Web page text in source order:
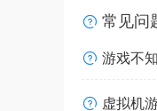
常见问
游戏不
虚拟机